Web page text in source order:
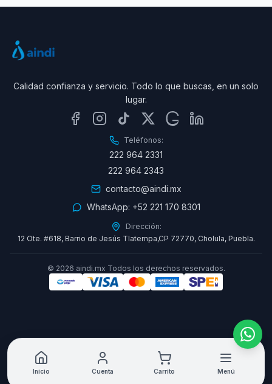
Calidad confianza y servicio. Todo lo que buscas, en un solo
lugar.
Teléfonos:
222 964 2331
222 964 2343
contacto@aindi.mx
WhatsApp: +52 221 170 8301
Dirección:
12 Ote. #618, Barrio de Jesús Tlatempa,CP 72770, Cholula, Puebla.
© 2026 aindi.mx Todos los derechos reservados.
Inicio Cuenta Carrito Menú